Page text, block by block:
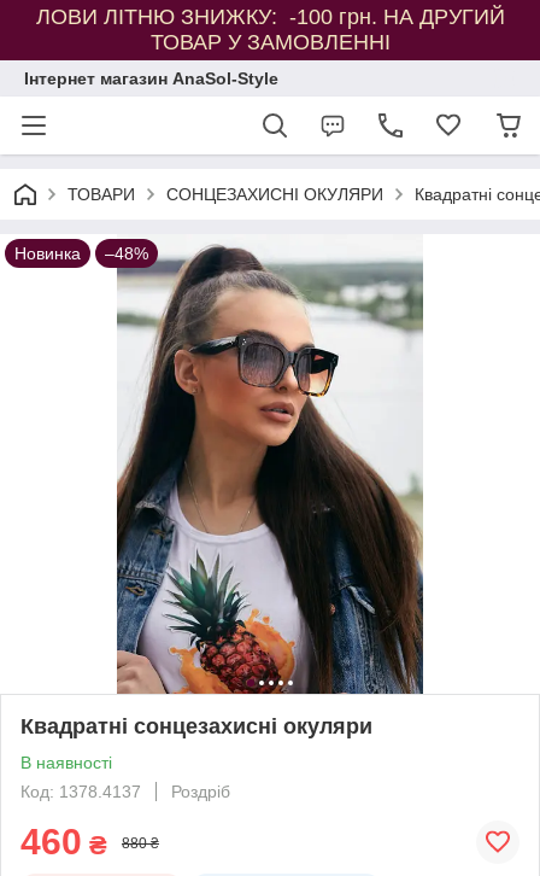
ЛОВИ ЛІТНЮ ЗНИЖКУ: -100 грн. НА ДРУГИЙ
ТОВАР У ЗАМОВЛЕННІ
Інтернет магазин AnaSol-Style
ТОВАРИ СОНЦЕЗАХИСНІ ОКУЛЯРИ Квадратні
Новинка –48%
Квадратні сонцезахисні окуляри
В наявності
Код: 1378.4137
Роздріб
460 ₴ 880 ₴